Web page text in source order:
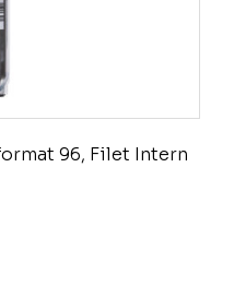
96, Filet Intern